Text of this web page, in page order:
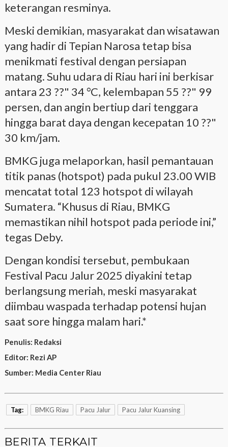
keterangan resminya.
Meski demikian, masyarakat dan wisatawan
yang hadir di Tepian Narosa tetap bisa
menikmati festival dengan persiapan
matang. Suhu udara di Riau hari ini berkisar
antara 23 ??" 34 °C, kelembapan 55 ??" 99
persen, dan angin bertiup dari tenggara
hingga barat daya dengan kecepatan 10 ??"
30 km/jam.
BMKG juga melaporkan, hasil pemantauan
titik panas (hotspot) pada pukul 23.00 WIB
mencatat total 123 hotspot di wilayah
Sumatera. “Khusus di Riau, BMKG
memastikan nihil hotspot pada periode ini,”
tegas Deby.
Dengan kondisi tersebut, pembukaan
Festival Pacu Jalur 2025 diyakini tetap
berlangsung meriah, meski masyarakat
diimbau waspada terhadap potensi hujan
saat sore hingga malam hari.*
Penulis: Redaksi
Editor: Rezi AP
Sumber: Media Center Riau
Tag: BMKG Riau Pacu Jalur Pacu Jalur Kuansing
BERITA TERKAIT